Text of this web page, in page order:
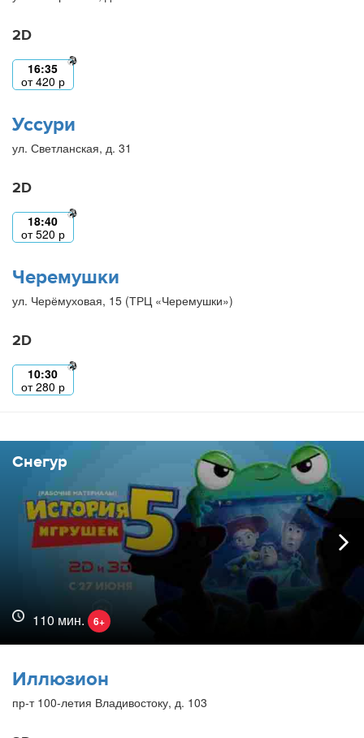
2D
16:35
от420 р
Уссури
ул. Светланская, д. 31
2D
18:40
от520 р
Черемушки
ул. Черёмуховая, 15 (ТРЦ «Черемушки»)
2D
10:30
от280 р
Снегур
110 мин. 6+
Иллюзион
пр-т 100-летия Владивостоку, д. 103